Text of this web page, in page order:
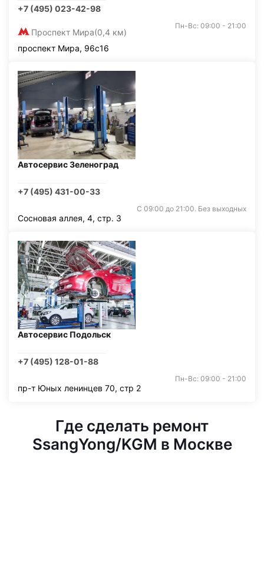
+7 (495) 023-42-98
Проспект Мира(0,4 км)
Пн-Вс: 09:00 - 21:00
проспект Мира, 96с16
Автосервис Зеленоград
+7 (495) 431-00-33
С 09:00 до 21:00. Без выходных
Сосновая аллея, 4, стр. 3
Автосервис Подольск
+7 (495) 128-01-88
Пн-Вс: 09:00 - 21:00
пр-т Юных ленинцев 70, стр 2
Где сделать ремонт
SsangYong/KGM в Москве